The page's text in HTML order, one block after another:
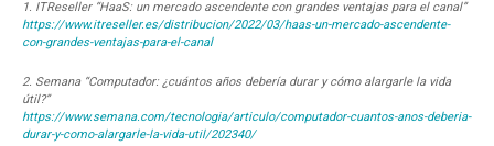
1. ITReseller “HaaS: un mercado ascendente con grandes ventajas para el canal”
https://www.itreseller.es/distribucion/2022/03/haas-un-mercado-ascendente-
con-grandes-ventajas-para-el-canal
2. Semana “Computador: ¿cuántos años debería durar y cómo alargarle la vida
útil?”
https://www.semana.com/tecnologia/articulo/computador-cuantos-anos-deberia-
durar-y-como-alargarle-la-vida-util/202340/